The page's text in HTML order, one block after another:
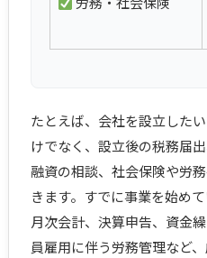
たとえば、会社を設立した
けでなく、設立後の税務届
融資の相談、社会保険や労
きます。すでに事業を始め
月次会計、決算申告、資金
員雇用に伴う労務管理など